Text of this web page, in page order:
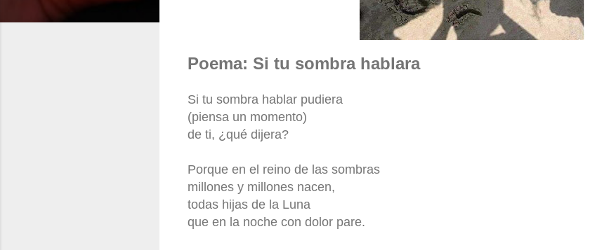
Poema: Si tu sombra hablara
Si tu sombra hablar pudiera
(piensa un momento)
de ti, ¿qué dijera?
Porque en el reino de las sombras
millones y millones nacen,
todas hijas de la Luna
que en la noche con dolor pare.